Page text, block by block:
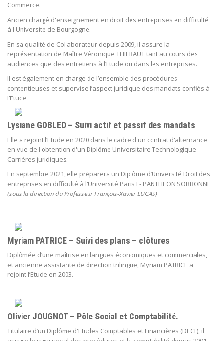
Commerce.
Ancien chargé d'enseignement en droit des entreprises en difficulté
à l'Université de Bourgogne.
En sa qualité de Collaborateur depuis 2009, il assure la
représentation de Maître Véronique THIEBAUT tant au cours des
audiences que des entretiens à l’Etude ou dans les entreprises.
Il est également en charge de l’ensemble des procédures
contentieuses et supervise l’aspect juridique des mandats confiés à
l’Etude
Lysiane GOBLED – Suivi actif et passif des mandats
Elle a rejoint l’Etude en 2020 dans le cadre d'un contrat d'alternance
en vue de l'obtention d'un Diplôme Universitaire Technologique -
Carrières juridiques.
En septembre 2021, elle préparera un Diplôme d’Université Droit des
entreprises en difficulté à l'Université Paris I - PANTHEON SORBONNE
(sous la direction du Professeur François-Xavier LUCAS)
Myriam PATRICE – Suivi des plans – clôtures
Diplômée d’une maîtrise en langues économiques et commerciales,
et ancienne assistante de direction trilingue, Myriam PATRICE a
rejoint l’Etude en 2003.
Olivier JOUGNOT – Pôle Social et Comptabilité.
Titulaire d’un Diplôme d'Etudes Comptables et Financières (DECF), il